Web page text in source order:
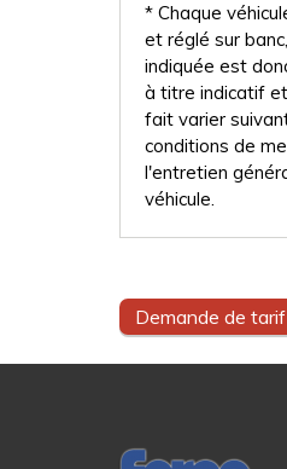
* Chaque
et réglé sur
indiquée est
à titre indicatif
fait varier
conditions de
l'entretien
véhicule.
Demande de tarif